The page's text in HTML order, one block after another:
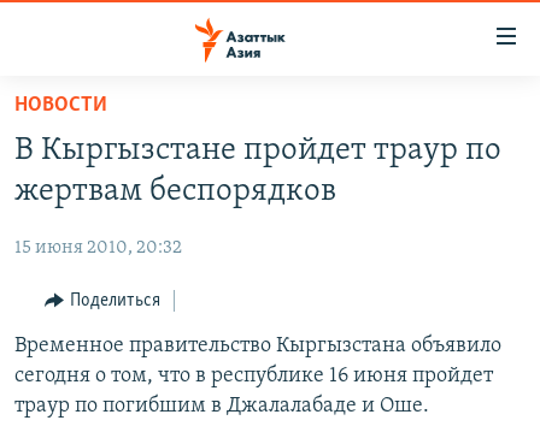
Вернуться
основному
содержанию
Вернутся
навигации
Вернутся
поиску
КАЗАХСТАН
УЗБЕКИСТАН
ТАДЖИКИСТАН
НОВОСТИ
ВОЙНА В УКРАИНЕ
НА ДРУГИХ ЯЗЫКАХ
ҚАЗАҚША
КЫРГЫЗЧА
ЎЗБЕКЧА
НОВОСТИ
В Кыргызстане пройдет траур по
жертвам беспорядков
15 июня 2010, 20:32
Поделиться
Временное правительство Кыргызстана объявило
сегодня о том, что в республике 16 июня пройдет
траур по погибшим в Джалалабаде и Оше.